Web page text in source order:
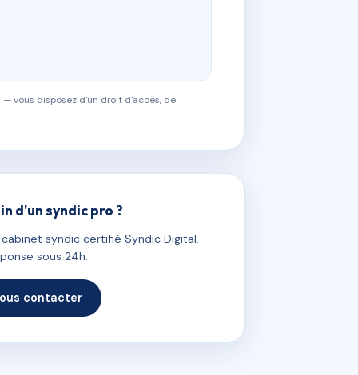
vous disposez d'un droit d'accès, de
d'un syndic pro ?
syndic certifié Syndic Digital.
sous 24h.
contacter